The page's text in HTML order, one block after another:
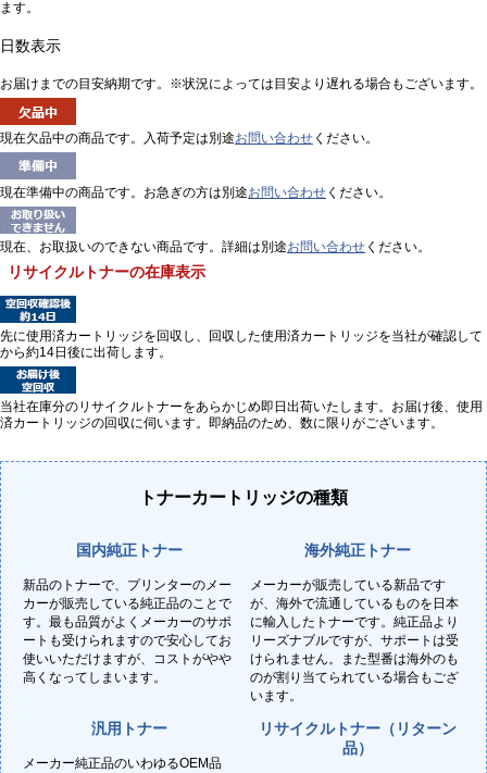
ます。
日数表示
お届けまでの目安納期です。※状況によっては目安より遅れる場合もございます。
現在欠品中の商品です。入荷予定は別途お問い合わせ ください。
現在準備中の商品です。お急ぎの方は別途お問い合わせ ください。
現在、お取扱いのできない商品です。詳細は別途お問い合わせ ください。
リサイクルトナーの在庫表示
先に使用済カートリッジを回収し、回収した使用済カートリッジを当社が確認して
から約14日後に出荷します。
当社在庫分のリサイクルトナーをあらかじめ即日出荷いたします。お届け後、使用
済カートリッジの回収に伺います。即納品のため、数に限りがございます。
トナーカートリッジの種類
国内純正トナー
新品のトナーで、プリンターのメー
カーが販売している純正品のことで
す。最も品質がよくメーカーのサポ
ートも受けられますので安心してお
使いいただけますが、コストがやや
高くなってしまいます。
海外純正トナー
メーカーが販売している新品です
が、海外で流通しているものを日本
に輸入したトナーです。純正品より
リーズナブルですが、サポートは受
けられません。また型番は海外のも
のが割り当てられている場合もござ
います。
汎用トナー
メーカー純正品のいわゆるOEM品
リサイクルトナー（リターン
品）